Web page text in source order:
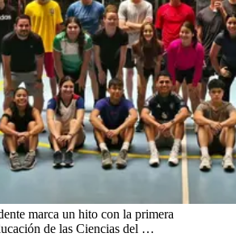
marca un hito con la primera
de las Ciencias del …